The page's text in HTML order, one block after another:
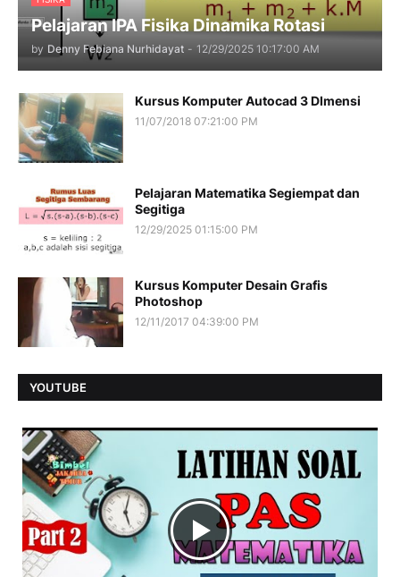
Pelajaran IPA Fisika Dinamika Rotasi
by Denny Febiana Nurhidayat - 12/29/2025 10:17:00 AM
Kursus Komputer Autocad 3 DImensi
11/07/2018 07:21:00 PM
Pelajaran Matematika Segiempat dan
Segitiga
12/29/2025 01:15:00 PM
Kursus Komputer Desain Grafis
Photoshop
12/11/2017 04:39:00 PM
YOUTUBE